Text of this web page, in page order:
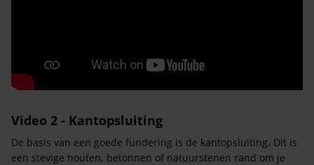
Video 2 - Kantopsluiting
De basis van een goede fundering is de kantopsluiting. Dit is
een stevige houten, betonnen of natuurstenen rand om je